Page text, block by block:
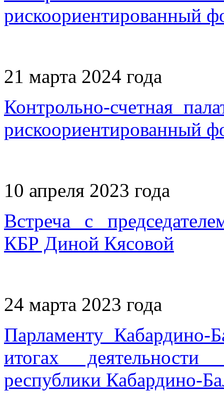
рискоориентированный
21 марта 2024 года
Контрольно-счетная
рискоориентированный
10 апреля 2023 года
Встреча с
КБР Диной Кясовой
24 марта 2023 года
Парламенту Кабардино-
итогах деятельности
республики Кабардино-